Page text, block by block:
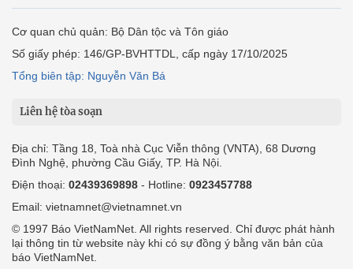
Cơ quan chủ quản: Bộ Dân tộc và Tôn giáo
Số giấy phép: 146/GP-BVHTTDL, cấp ngày 17/10/2025
Tổng biên tập: Nguyễn Văn Bá
Liên hệ tòa soạn
Địa chỉ: Tầng 18, Toà nhà Cục Viễn thông (VNTA), 68 Dương
Đình Nghệ, phường Cầu Giấy, TP. Hà Nội.
Điện thoại: 02439369898 - Hotline: 0923457788
Email: vietnamnet@vietnamnet.vn
© 1997 Báo VietNamNet. All rights reserved. Chỉ được phát hành
lại thông tin từ website này khi có sự đồng ý bằng văn bản của
báo VietNamNet.